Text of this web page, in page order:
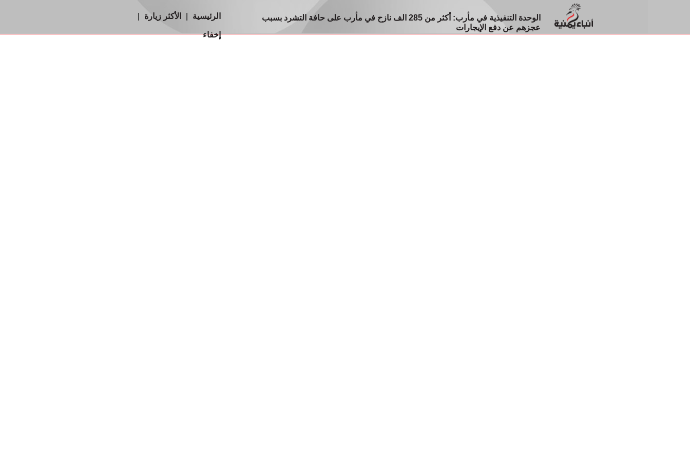
الوحدة التنفيذية في مأرب: أكثر من 285 الف نازح في مأرب على حافة التشرد بسبب
عجزهم عن دفع الإيجارات
الرئيسية الأكثر زيارة
إخفاء